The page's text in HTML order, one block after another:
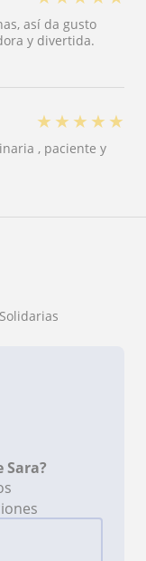
así da gusto
y divertida.
★ ★ ★ ★ ★
, paciente y
Sara?